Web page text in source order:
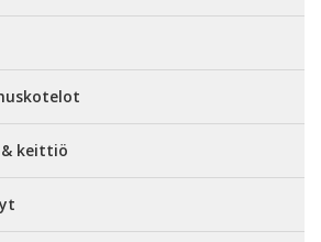
& keittiö